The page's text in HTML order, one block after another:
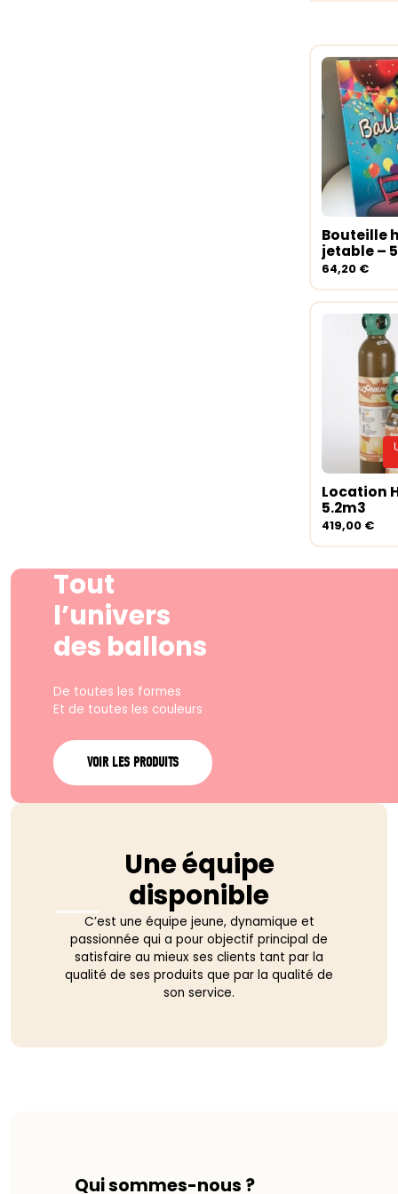
Ajouter
Bouteille
jetable –
64,20 €
Lire la
Location
5.2m3
419,00 €
Tout
l’univers
des ballons
De toutes les formes
Et de toutes les couleurs
VOIR LES PRODUITS
Une équipe
disponible
C’est une équipe jeune, dynamique et
passionnée qui a pour objectif principal de
satisfaire au mieux ses clients tant par la
qualité de ses produits que par la qualité de
son service.
Qui sommes-nous ?